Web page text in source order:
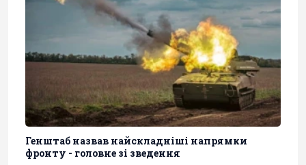
Генштаб назвав найскладніші напрямки
фронту - головне зі зведення